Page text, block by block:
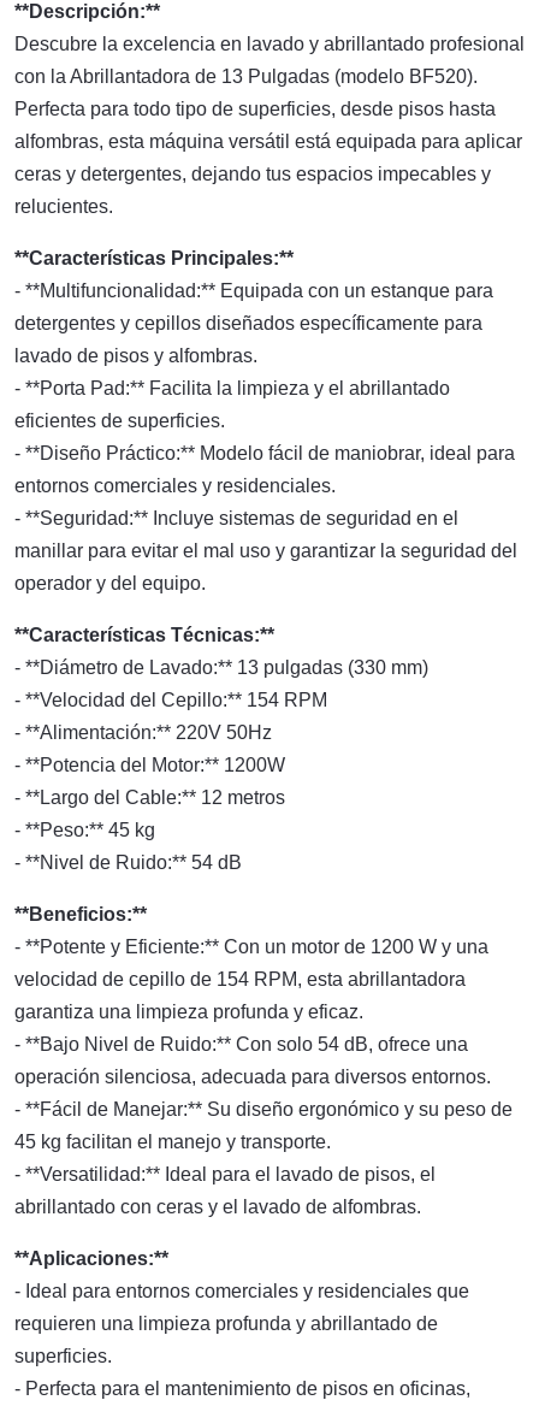
**Descripción:**
Descubre la excelencia en lavado y abrillantado profesional
con la Abrillantadora de 13 Pulgadas (modelo BF520).
Perfecta para todo tipo de superficies, desde pisos hasta
alfombras, esta máquina versátil está equipada para aplicar
ceras y detergentes, dejando tus espacios impecables y
relucientes.
**Características Principales:**
- **Multifuncionalidad:** Equipada con un estanque para
detergentes y cepillos diseñados específicamente para
lavado de pisos y alfombras.
- **Porta Pad:** Facilita la limpieza y el abrillantado
eficientes de superficies.
- **Diseño Práctico:** Modelo fácil de maniobrar, ideal para
entornos comerciales y residenciales.
- **Seguridad:** Incluye sistemas de seguridad en el
manillar para evitar el mal uso y garantizar la seguridad del
operador y del equipo.
**Características Técnicas:**
- **Diámetro de Lavado:** 13 pulgadas (330 mm)
- **Velocidad del Cepillo:** 154 RPM
- **Alimentación:** 220V 50Hz
- **Potencia del Motor:** 1200W
- **Largo del Cable:** 12 metros
- **Peso:** 45 kg
- **Nivel de Ruido:** 54 dB
**Beneficios:**
- **Potente y Eficiente:** Con un motor de 1200 W y una
velocidad de cepillo de 154 RPM, esta abrillantadora
garantiza una limpieza profunda y eficaz.
- **Bajo Nivel de Ruido:** Con solo 54 dB, ofrece una
operación silenciosa, adecuada para diversos entornos.
- **Fácil de Manejar:** Su diseño ergonómico y su peso de
45 kg facilitan el manejo y transporte.
- **Versatilidad:** Ideal para el lavado de pisos, el
abrillantado con ceras y el lavado de alfombras.
**Aplicaciones:**
- Ideal para entornos comerciales y residenciales que
requieren una limpieza profunda y abrillantado de
superficies.
- Perfecta para el mantenimiento de pisos en oficinas,